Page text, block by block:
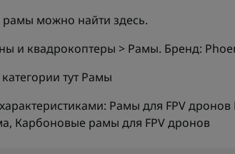
рамы можно найти здесь.
и квадрокоптеры > Рамы. Бренд:
тут Рамы
Рамы для FPV
, Карбоновые рамы для FPV дронов